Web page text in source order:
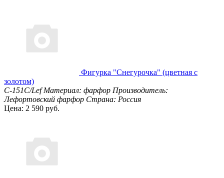
Фигурка "Снегурочка" (цветная с
золотом)
С-151С/Lef Материал: фарфор Производитель:
Лефортовский фарфор Страна: Россия
Цена: 2 590 руб.